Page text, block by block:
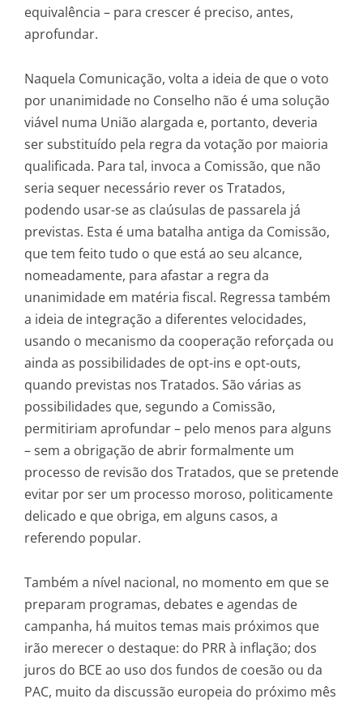
equivalência – para crescer é preciso, antes,
aprofundar.
Naquela Comunicação, volta a ideia de que o voto
por unanimidade no Conselho não é uma solução
viável numa União alargada e, portanto, deveria
ser substituído pela regra da votação por maioria
qualificada. Para tal, invoca a Comissão, que não
seria sequer necessário rever os Tratados,
podendo usar-se as claúsulas de passarela já
previstas. Esta é uma batalha antiga da Comissão,
que tem feito tudo o que está ao seu alcance,
nomeadamente, para afastar a regra da
unanimidade em matéria fiscal. Regressa também
a ideia de integração a diferentes velocidades,
usando o mecanismo da cooperação reforçada ou
ainda as possibilidades de opt-ins e opt-outs,
quando previstas nos Tratados. São várias as
possibilidades que, segundo a Comissão,
permitiriam aprofundar – pelo menos para alguns
– sem a obrigação de abrir formalmente um
processo de revisão dos Tratados, que se pretende
evitar por ser um processo moroso, politicamente
delicado e que obriga, em alguns casos, a
referendo popular.
Também a nível nacional, no momento em que se
preparam programas, debates e agendas de
campanha, há muitos temas mais próximos que
irão merecer o destaque: do PRR à inflação; dos
juros do BCE ao uso dos fundos de coesão ou da
PAC, muito da discussão europeia do próximo mês